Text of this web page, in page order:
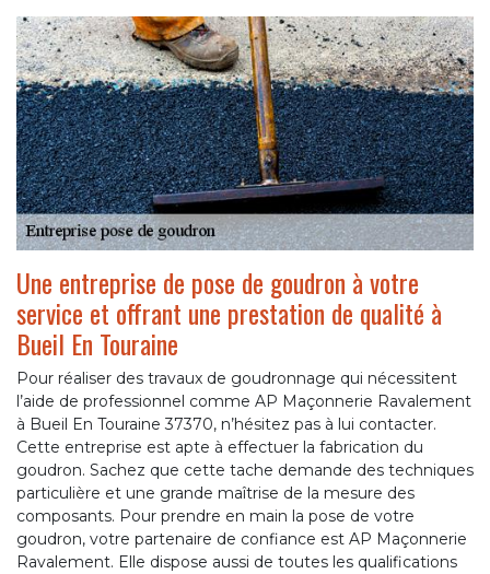
Une entreprise de pose de goudron à votre
service et offrant une prestation de qualité à
Bueil En Touraine
Pour réaliser des travaux de goudronnage qui nécessitent
l’aide de professionnel comme AP Maçonnerie Ravalement
à Bueil En Touraine 37370, n’hésitez pas à lui contacter.
Cette entreprise est apte à effectuer la fabrication du
goudron. Sachez que cette tache demande des techniques
particulière et une grande maîtrise de la mesure des
composants. Pour prendre en main la pose de votre
goudron, votre partenaire de confiance est AP Maçonnerie
Ravalement. Elle dispose aussi de toutes les qualifications